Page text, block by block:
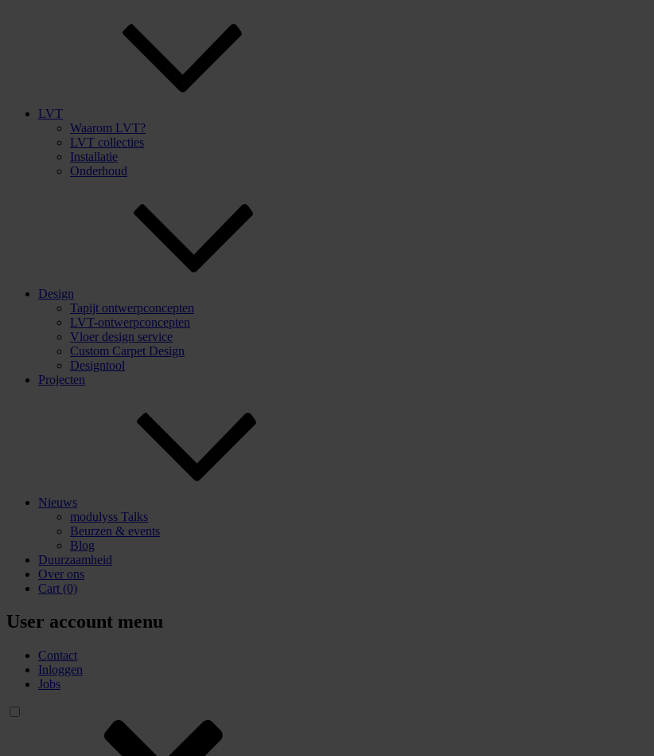
LVT
Waarom LVT?
LVT collecties
Installatie
Onderhoud
Design
Tapijt ontwerpconcepten
LVT-ontwerpconcepten
Vloer design service
Custom Carpet Design
Designtool
Projecten
Nieuws
modulyss Talks
Beurzen & events
Blog
Duurzaamheid
Over ons
Cart (0)
User account menu
Contact
Inloggen
Jobs